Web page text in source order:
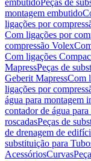
embutidoPeças de
montagem embutido
ligações por
Com ligações por
compressão Volex
Com ligações
MapressPeças de
Geberit MapressCom
ligações por
água para montagem
contador de água
roscadasPeças de
de drenagem de
substituição para
AcessóriosCurvas